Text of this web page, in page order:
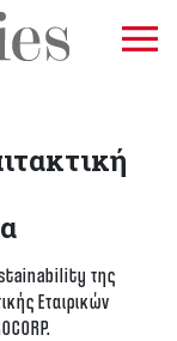
της
Εταιρικών